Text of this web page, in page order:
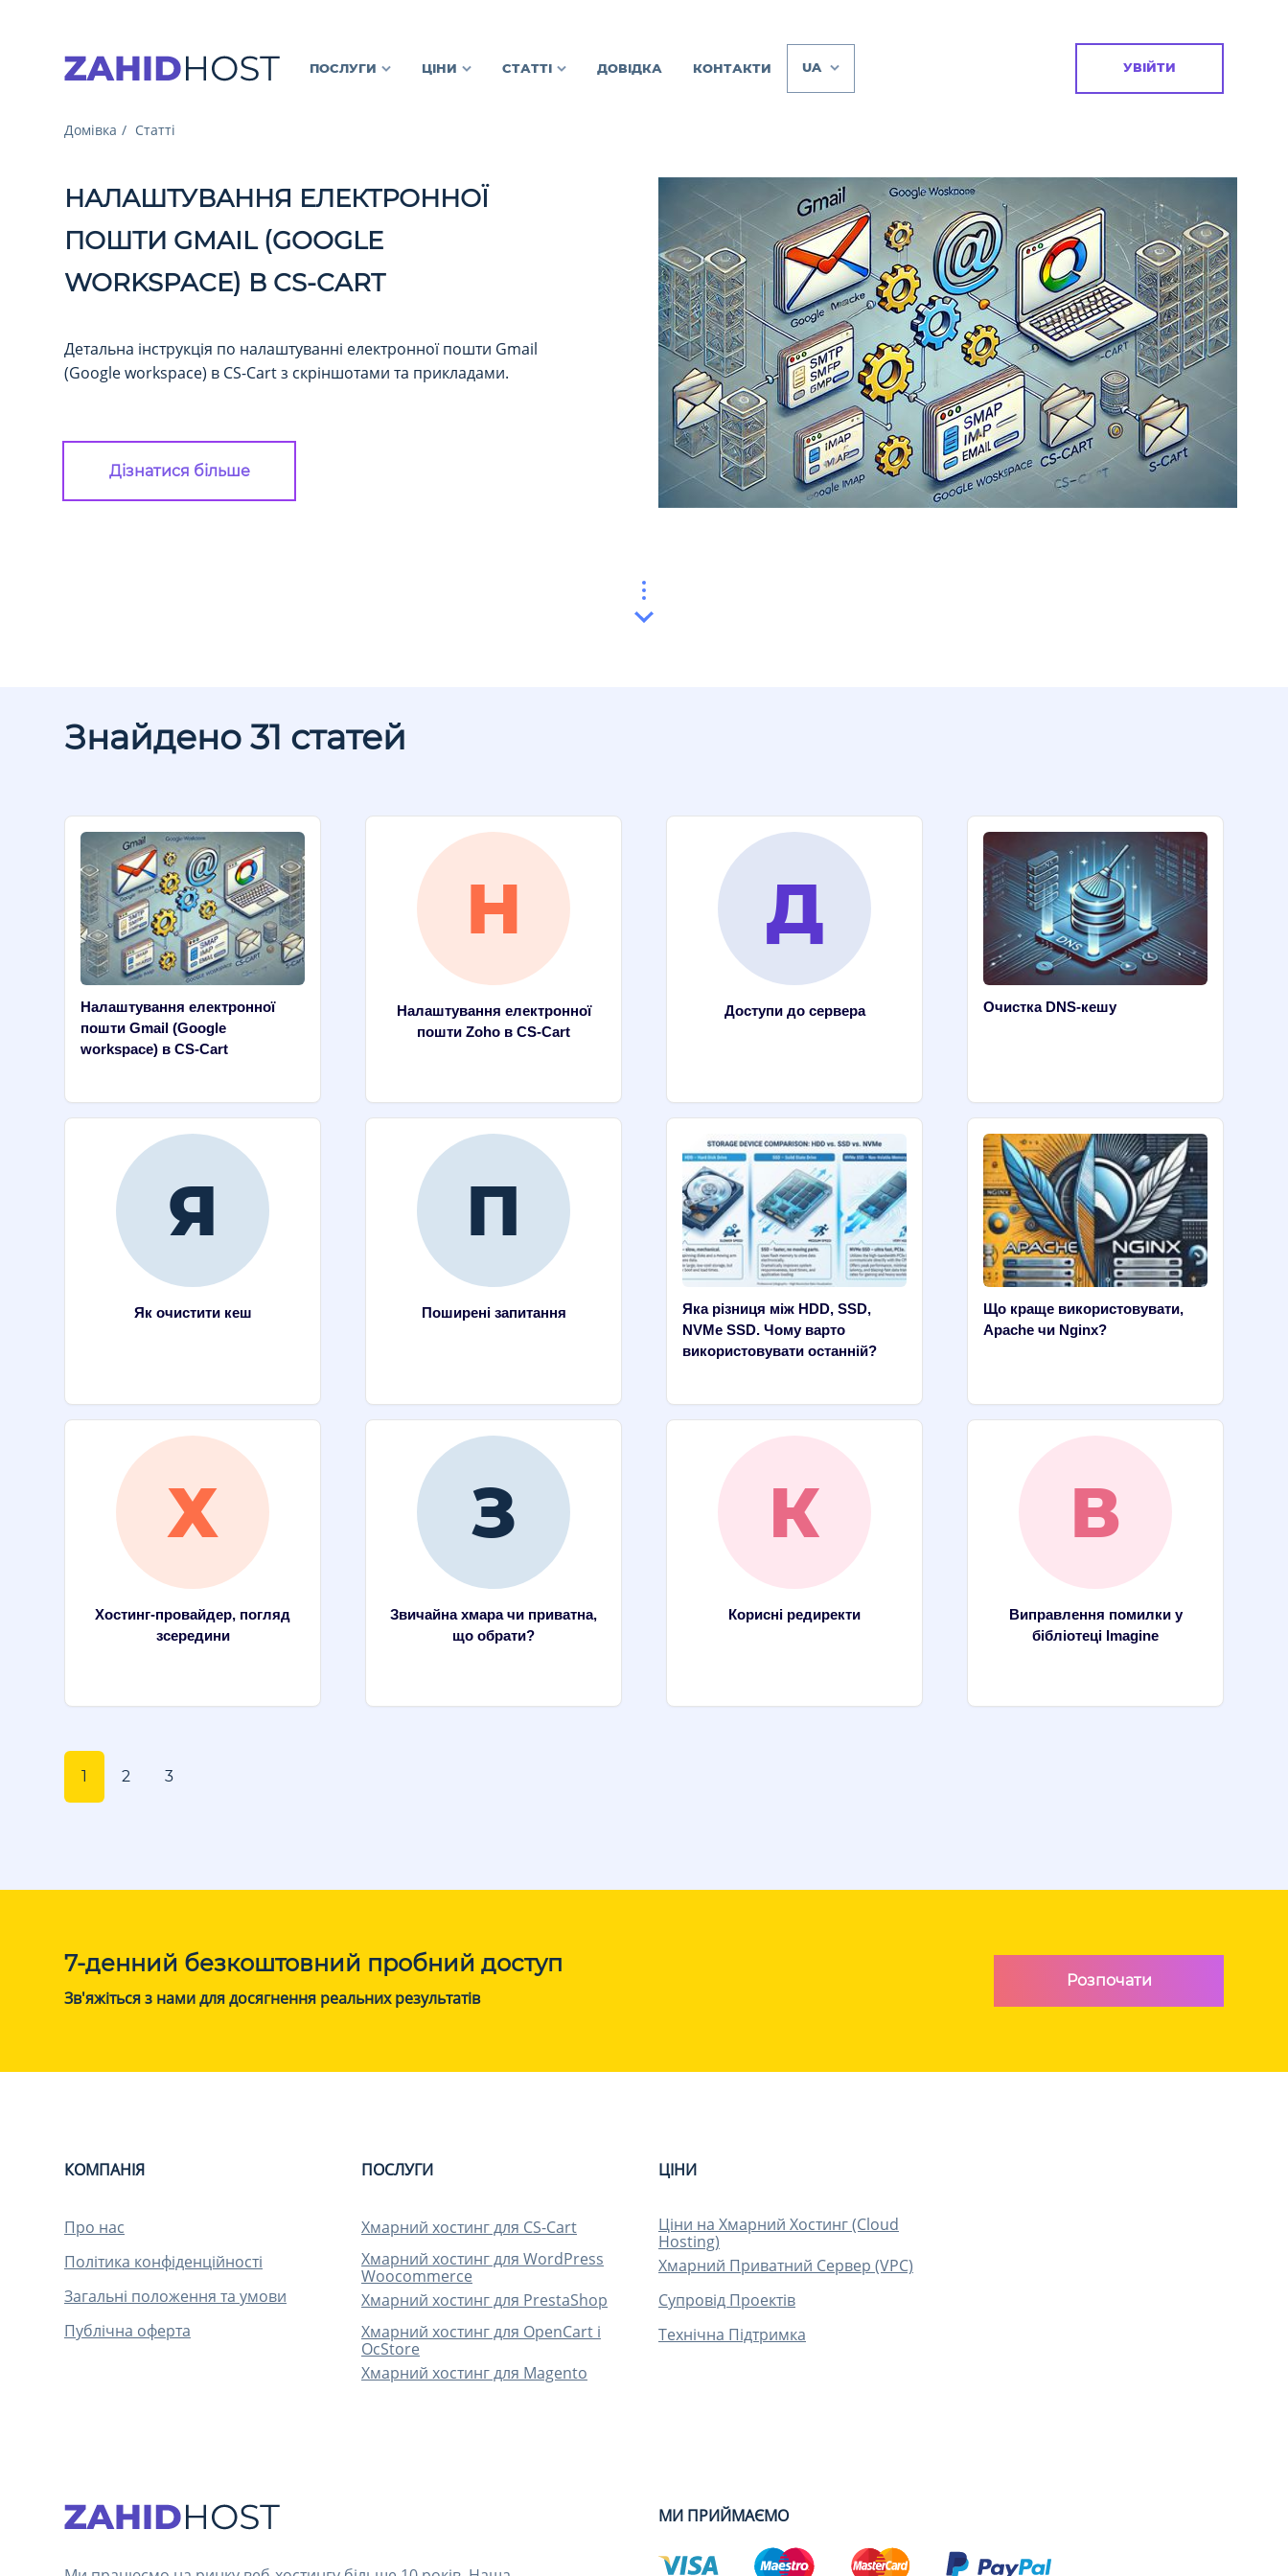
УВІЙТИ
ПОСЛУГИ ЦІНИ СТАТТІ ДОВІДКА КОНТАКТИ UA
Домівка Статті
НАЛАШТУВАННЯ ЕЛЕКТРОННОЇ
ПОШТИ GMAIL (GOOGLE
WORKSPACE) В CS-CART
Детальна інструкція по налаштуванні електронної пошти Gmail
(Google workspace) в CS-Cart з скріншотами та прикладами.
Дізнатися більше
Знайдено 31 статей
Налаштування електронної
пошти Gmail (Google
workspace) в CS-Cart
Налаштування електронної
пошти Zoho в CS-Cart
Доступи до сервера Очистка DNS-кешу
Як очистити кеш Поширені запитання
Яка різниця між HDD, SSD,
NVMe SSD. Чому варто
використовувати останній?
Що краще використовувати,
Apache чи Nginx?
Хостинг-провайдер, погляд
зсередини
Звичайна хмара чи приватна,
що обрати?
Корисні редиректи
Виправлення помилки у
бібліотеці Imagine
1 2 3
7-денний безкоштовний пробний доступ
Зв'яжіться з нами для досягнення реальних результатів
Розпочати
КОМПАНІЯ
Про нас
Політика конфіденційності
Загальні положення та умови
Публічна оферта
ПОСЛУГИ
Хмарний хостинг для CS-Cart
Хмарний хостинг для WordPress
Woocommerce
Хмарний хостинг для PrestaShop
Хмарний хостинг для OpenCart і
OcStore
Хмарний хостинг для Magento
ЦІНИ
Ціни на Хмарний Хостинг (Cloud
Hosting)
Хмарний Приватний Сервер (VPC)
Супровід Проектів
Технічна Підтримка
МИ ПРИЙМАЄМО